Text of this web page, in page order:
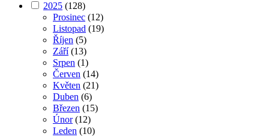
2025 (128)
Prosinec (12)
Listopad (19)
Říjen (5)
Září(13)
Srpen (1)
Červen (14)
Květen (21)
Duben (6)
Březen (15)
Únor(12)
Leden (10)